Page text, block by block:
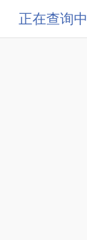
正在查询中